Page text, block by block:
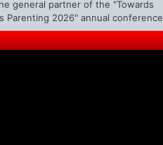
general partner of the "Towards
Parenting 2026" annual conference